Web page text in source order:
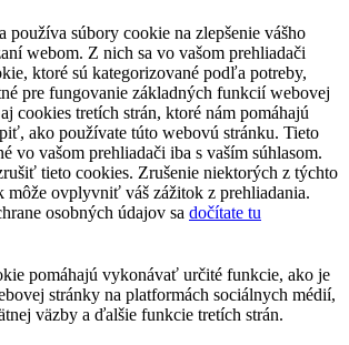
používa súbory cookie na zlepšenie vášho
webom. Z nich sa vo vašom prehliadači
ktoré sú kategorizované podľa potreby,
pre fungovanie základných funkcií webovej
cookies tretích strán, ktoré nám pomáhajú
ako používate túto webovú stránku. Tieto
vo vašom prehliadači iba s vaším súhlasom.
tieto cookies. Zrušenie niektorých z týchto
môže ovplyvniť váš zážitok z prehliadania.
osobných údajov sa dočítate tu
pomáhajú vykonávať určité funkcie, ako je
stránky na platformách sociálnych médií,
väzby a ďalšie funkcie tretích strán.